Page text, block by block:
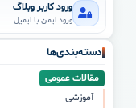
ورود کاربر وبلاگ
ورود ایمن با ایمیل
دسته‌بندی‌ها
مقالات عمومی
آموزشی